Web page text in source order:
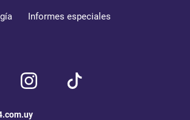
Informes especiales